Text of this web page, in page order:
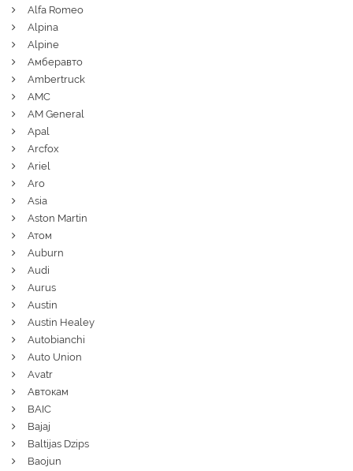
Alfa Romeo
Alpina
Alpine
Амберавто
Ambertruck
AMC
AM General
Apal
Arcfox
Ariel
Aro
Asia
Aston Martin
Атом
Auburn
Audi
Aurus
Austin
Austin Healey
Autobianchi
Auto Union
Avatr
Автокам
BAIC
Bajaj
Baltijas Dzips
Baojun